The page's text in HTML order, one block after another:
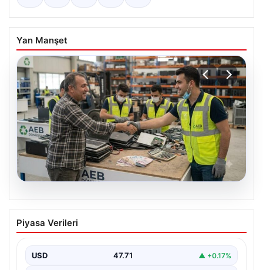
Yan Manşet
08.08.2026
Profesyonel IT Çözümleri hem de
Çevre Dönüşüm
sistemlerini sürekli zamanda değiştirmektedir. Yapılan
güncelleme süreçlerinde boşta…
Piyasa Verileri
USD 47.71 ▲ +0.17%